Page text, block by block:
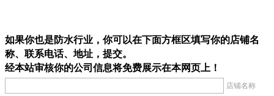
如果你也是防水行业，你可以在下面方框区填写你的店铺名
称、联系电话、地址，提交。
经本站审核你的公司信息将免费展示在本网页上！
店铺名称